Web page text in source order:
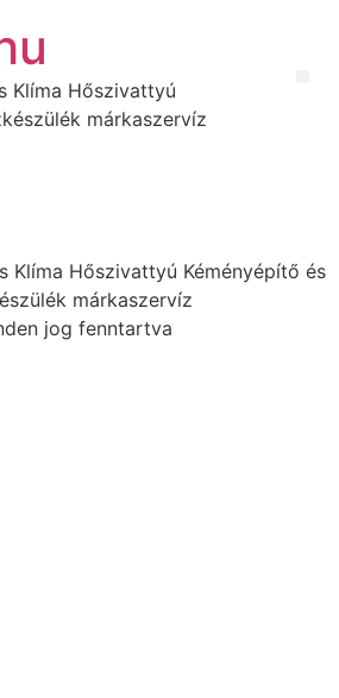
Klíma Hőszivattyú
márkaszervíz
Klíma Hőszivattyú Kéményépítő és
márkaszervíz
jog fenntartva